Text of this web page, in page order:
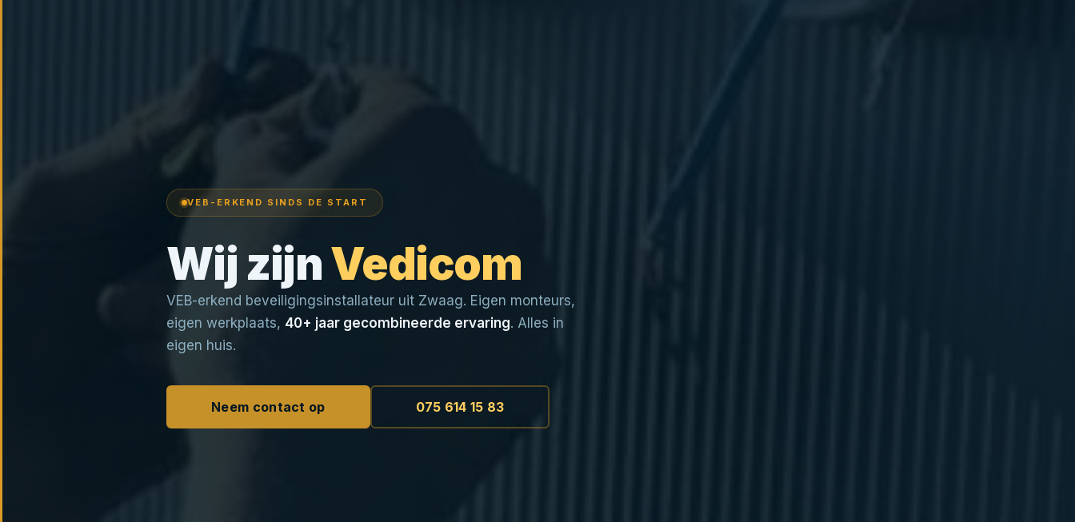
VEB-ERKEND SINDS DE START
Wij zijnVedicom
VEB-erkend beveiligingsinstallateur uit Zwaag. Eigen monteurs,
eigen werkplaats, 40+ jaar gecombineerde ervaring. Alles in
eigen huis.
Neem contact op 075 614 15 83